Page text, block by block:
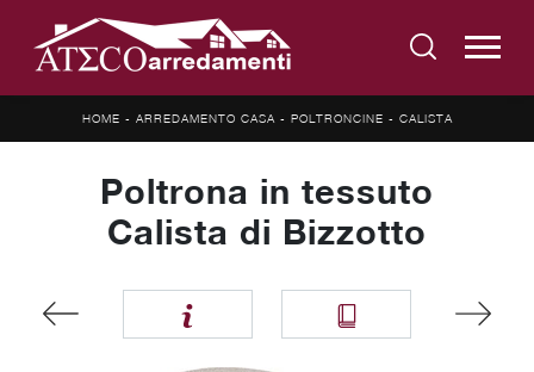
HOME - ARREDAMENTO CASA - POLTRONCINE - CALISTA
Poltrona in tessuto
Calista di Bizzotto